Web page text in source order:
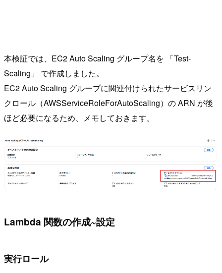
本検証では、EC2 Auto Scaling グループ名を 「Test-
Scaling」 で作成しました。
EC2 Auto Scaling グループに関連付けられたサービスリン
クロール（AWSServiceRoleForAutoScaling）の ARN が後
ほど必要になるため、メモしておきます。
Lambda 関数の作成~設定
実行ロール